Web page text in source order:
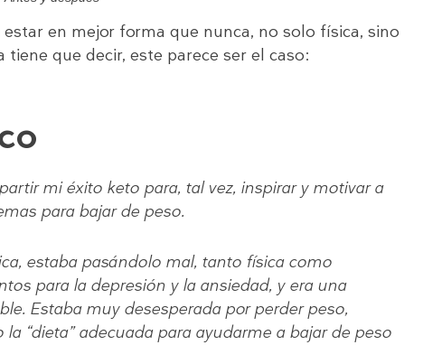
en mejor forma que nunca, no solo física, sino
que decir, este parece ser el caso:
mi éxito keto para, tal vez, inspirar y motivar a
para bajar de peso.
estaba pasándolo mal, tanto física como
para la depresión y la ansiedad, y era una
Estaba muy desesperada por perder peso,
“dieta” adecuada para ayudarme a bajar de peso